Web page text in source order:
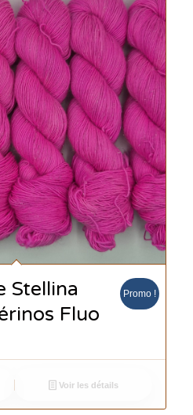
Stellina
Fluo
Promo !
Voir les détails